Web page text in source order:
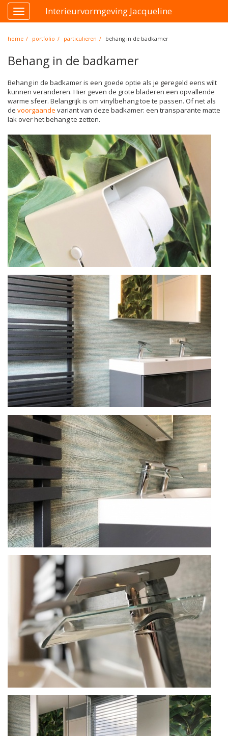
Toggle
navigation
Interieurvormgeving Jacqueline
home portfolio particulieren behang in de badkamer
Behang in de badkamer
Behang in de badkamer is een goede optie als je geregeld eens wilt
kunnen veranderen. Hier geven de grote bladeren een opvallende
warme sfeer. Belangrijk is om vinylbehang toe te passen. Of net als
de voorgaande variant van deze badkamer: een transparante matte
lak over het behang te zetten.